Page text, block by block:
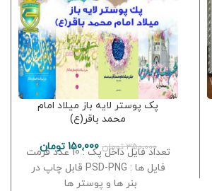
پک پوستر لایه باز میلاد امام
محمد باقر(ع)
350,000 تومان 150,000 تومان
تعداد فایل داخل پک : 10 عدد فرمت
فایل ها : PSD-PNG قابل چاپ در
بنر ها و پوستر ها